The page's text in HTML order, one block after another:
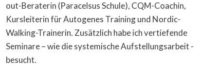
out-Beraterin (Paracelsus Schule), CQM-Coachin,
Kursleiterin für Autogenes Training und Nordic-
Walking-Trainerin. Zusätzlich habe ich vertiefende
Seminare – wie die systemische Aufstellungsarbeit -
besucht.